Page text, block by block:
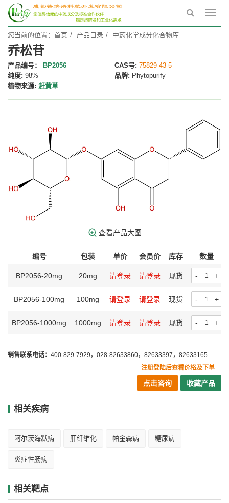
您当前的位置： 首页 产品目录 中药化学成分化合物库
乔松苷
产品编号： BP2056 CAS号: 75829-43-5
纯度: 98% 品牌: Phytopurify
植物来源: 赶黄草
查看产品大图
编号 包装 单价 会员价 库存 数量
BP2056-20mg 20mg 请登录 请登录 现货 - +
BP2056-100mg 100mg 请登录 请登录 现货 - +
BP2056-1000mg 1000mg 请登录 请登录 现货 - +
销售联系电话： 400-829-7929，028-82633860，82633397，82633165
注册登陆后查看价格及下单
点击咨询 收藏产品
相关疾病
阿尔茨海默病 肝纤维化 帕金森病 糖尿病
炎症性肠病
相关靶点